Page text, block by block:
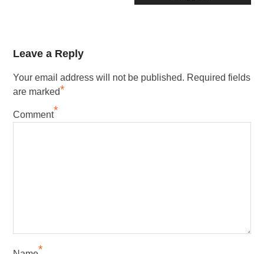
Leave a Reply
Your email address will not be published. Required fields
are marked*
Comment*
*